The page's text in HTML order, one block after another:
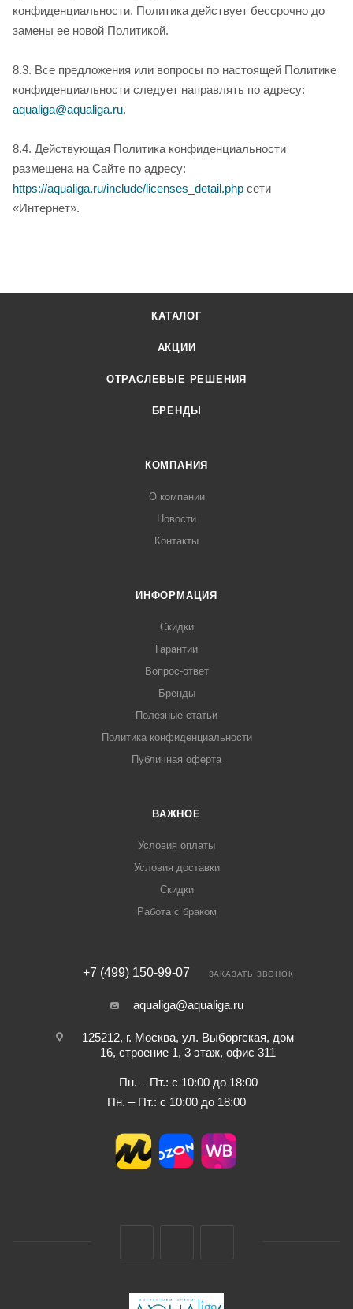
конфиденциальности. Политика действует бессрочно до
замены ее новой Политикой.
8.3. Все предложения или вопросы по настоящей Политике
конфиденциальности следует направлять по адресу:
aqualiga@aqualiga.ru.
8.4. Действующая Политика конфиденциальности
размещена на Сайте по адресу:
https://aqualiga.ru/include/licenses_detail.php сети
«Интернет».
КАТАЛОГ
АКЦИИ
ОТРАСЛЕВЫЕ РЕШЕНИЯ
БРЕНДЫ
КОМПАНИЯ
О компании
Новости
Контакты
ИНФОРМАЦИЯ
Скидки
Гарантии
Вопрос-ответ
Бренды
Полезные статьи
Политика конфиденциальности
Публичная оферта
ВАЖНОЕ
Условия оплаты
Условия доставки
Скидки
Работа с браком
+7 (499) 150-99-07 ЗАКАЗАТЬ ЗВОНОК
aqualiga@aqualiga.ru
125212, г. Москва, ул. Выборгская, дом
16, строение 1, 3 этаж, офис 311
Пн. – Пт.: с 10:00 до 18:00
Пн. – Пт.: с 10:00 до 18:00